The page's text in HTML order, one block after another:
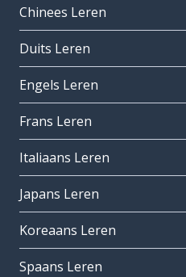
Chinees Leren
Duits Leren
Engels Leren
Frans Leren
Italiaans Leren
Japans Leren
Koreaans Leren
Spaans Leren